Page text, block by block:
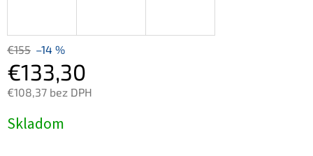
€155 –14 %
€133,30
€108,37 bez DPH
cena:
Skladom